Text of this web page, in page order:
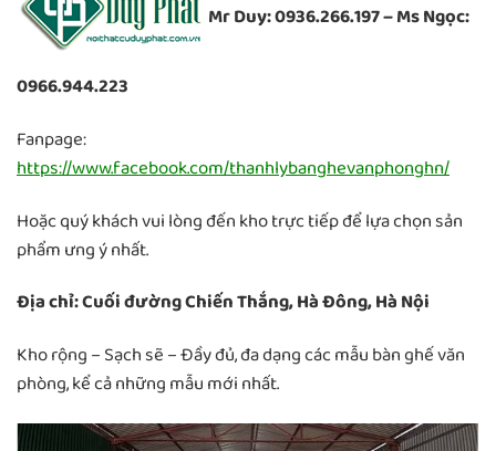
Mr Duy: 0936.266.197 – Ms Ngọc:
0966.944.223
Fanpage:
https://www.facebook.com/thanhlybanghevanphonghn/
Hoặc quý khách vui lòng đến kho trực tiếp để lựa chọn sản
phẩm ưng ý nhất.
Địa chỉ: Cuối đường Chiến Thắng, Hà Đông, Hà Nội
Kho rộng – Sạch sẽ – Đầy đủ, đa dạng các mẫu bàn ghế văn
phòng, kể cả những mẫu mới nhất.